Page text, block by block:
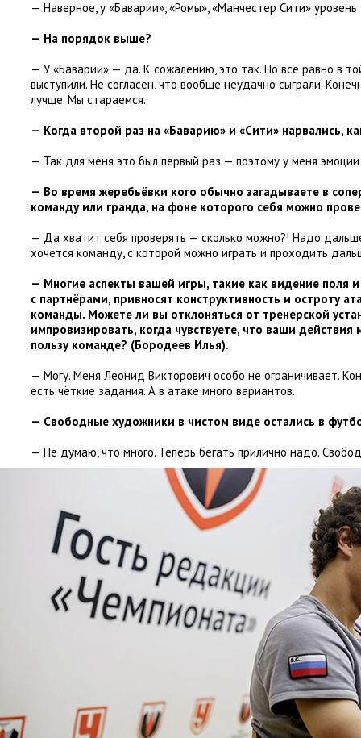
— Наверное, у «Баварии», «Ромы», «Манчестер Сити»
— На порядок выше?
— У «Баварии» — да. К сожалению, это так. Но всё равно в
выступили. Не согласен, что вообще неудачно сыграли.
лучше. Мы стараемся.
— Когда второй раз на «Баварию» и «Сити» нарвались,
— Так для меня это был первый раз — поэтому у меня
— Во время жеребьёвки кого обычно загадываете в
команду или гранда, на фоне которого себя можно
— Да хватит себя проверять — сколько можно?! Надо
хочется команду, с которой можно играть и проходить
— Многие аспекты вашей игры, такие как видение поля
с партнёрами, привносят конструктивность и остроту
команды. Можете ли вы отклоняться от тренерской
импровизировать, когда чувствуете, что ваши действия
пользу команде? (Бородеев Илья).
— Могу. Меня Леонид Викторович особо не ограничивает.
есть чёткие задания. А в атаке много вариантов.
— Свободные художники в чистом виде остались в
— Не думаю, что много. Теперь бегать прилично надо.